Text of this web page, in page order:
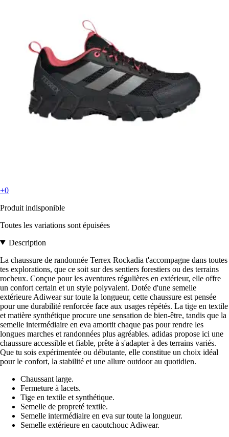
+0
Produit indisponible
Toutes les variations sont épuisées
Description
La chaussure de randonnée Terrex Rockadia t'accompagne dans toutes
tes explorations, que ce soit sur des sentiers forestiers ou des terrains
rocheux. Conçue pour les aventures régulières en extérieur, elle offre
un confort certain et un style polyvalent. Dotée d'une semelle
extérieure Adiwear sur toute la longueur, cette chaussure est pensée
pour une durabilité renforcée face aux usages répétés. La tige en textile
et matière synthétique procure une sensation de bien-être, tandis que la
semelle intermédiaire en eva amortit chaque pas pour rendre les
longues marches et randonnées plus agréables. adidas propose ici une
chaussure accessible et fiable, prête à s'adapter à des terrains variés.
Que tu sois expérimentée ou débutante, elle constitue un choix idéal
pour le confort, la stabilité et une allure outdoor au quotidien.
Chaussant large.
Fermeture à lacets.
Tige en textile et synthétique.
Semelle de propreté textile.
Semelle intermédiaire en eva sur toute la longueur.
Semelle extérieure en caoutchouc Adiwear.